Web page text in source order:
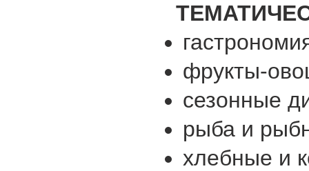
фрукты-
сезонные
рыба и
хлебные и